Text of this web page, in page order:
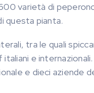
varietà di
questa pianta.
tra le quali
e internazionali.
e dieci aziende